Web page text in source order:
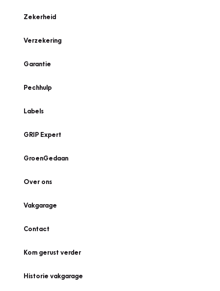
Zekerheid
Verzekering
Garantie
Pechhulp
Labels
GRIP Expert
GroenGedaan
Over ons
Vakgarage
Contact
Kom gerust verder
Historie vakgarage